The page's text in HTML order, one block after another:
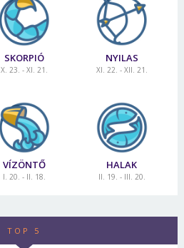
SKORPIÓ
X. 23. - XI. 21.
NYILAS
XI. 22. - XII. 21.
VÍZÖNTŐ
I. 20. - II. 18.
HALAK
II. 19. - III. 20.
TOP 5